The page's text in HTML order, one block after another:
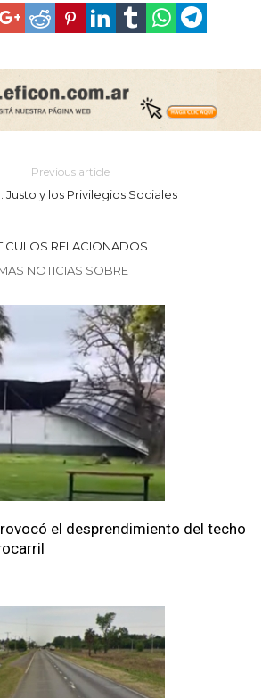
Previous article
Justo y los Privilegios Sociales
RELACIONADOS
NOTICIAS SOBRE
el desprendimiento del techo